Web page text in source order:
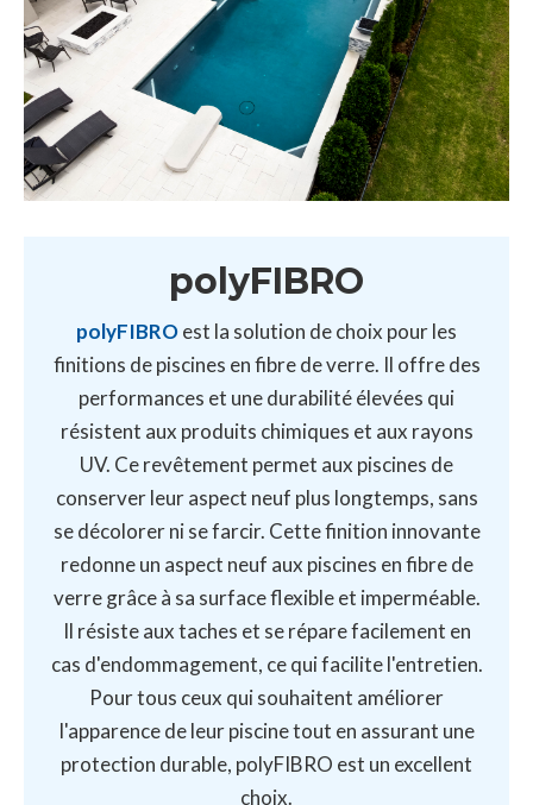
polyFIBRO
polyFIBROest la solution de choix pour les
finitions de piscines en fibre de verre. Il offre des
performances et une durabilité élevées qui
résistent aux produits chimiques et aux rayons
UV. Ce revêtement permet aux piscines de
conserver leur aspect neuf plus longtemps, sans
se décolorer ni se farcir. Cette finition innovante
redonne un aspect neuf aux piscines en fibre de
verre grâce à sa surface flexible et imperméable.
Il résiste aux taches et se répare facilement en
cas d'endommagement, ce qui facilite l'entretien.
Pour tous ceux qui souhaitent améliorer
l'apparence de leur piscine tout en assurant une
protection durable, polyFIBRO est un excellent
choix.